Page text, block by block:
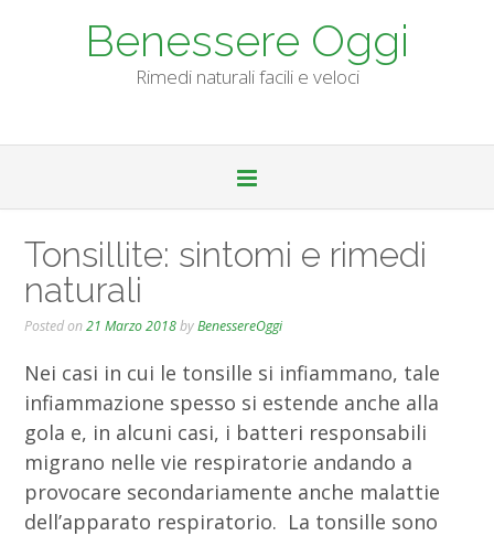
Benessere Oggi
Rimedi naturali facili e veloci
Tonsillite: sintomi e rimedi
naturali
Posted on21 Marzo 2018byBenessereOggi
Nei casi in cui le tonsille si infiammano, tale
infiammazione spesso si estende anche alla
gola e, in alcuni casi, i batteri responsabili
migrano nelle vie respiratorie andando a
provocare secondariamente anche malattie
dell’apparato respiratorio. La tonsille sono